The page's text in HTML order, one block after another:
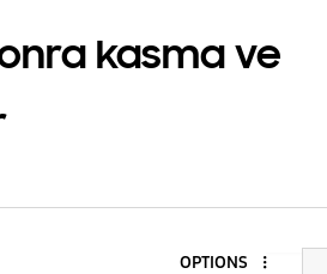
kasma ve
OPTIONS